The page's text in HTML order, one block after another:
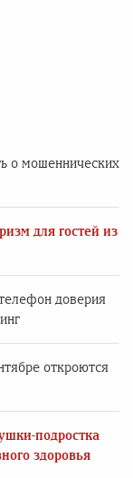
о мошеннических
для гостей из
доверия
откроются
подростка
здоровья